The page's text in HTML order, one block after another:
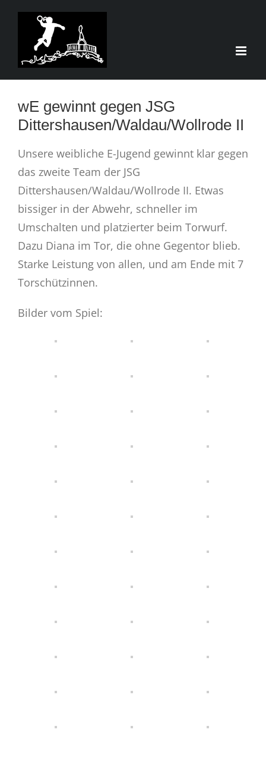
Zum
springen
grösseres
Bild
wE gewinnt gegen JSG
Dittershausen/Waldau/Wollrode II
Unsere weibliche E-Jugend gewinnt klar gegen
das zweite Team der JSG
Dittershausen/Waldau/Wollrode II. Etwas
bissiger in der Abwehr, schneller im
Umschalten und platzierter beim Torwurf.
Dazu Diana im Tor, die ohne Gegentor blieb.
Starke Leistung von allen, und am Ende mit 7
Torschützinnen.
Bilder vom Spiel: